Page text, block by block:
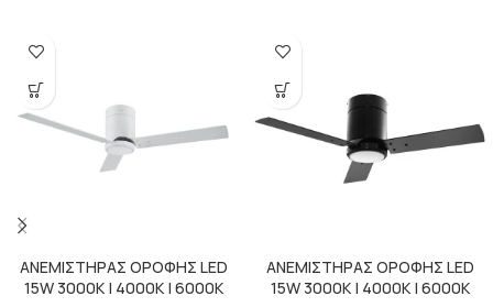
ΑΝΕΜΙΣΤΗΡΑΣ ΟΡΟΦΗΣ LED
15W 3000K | 4000K | 6000K
ΑΝΕΜΙΣΤΗΡΑΣ ΟΡΟΦΗΣ LED
15W 3000K | 4000K | 6000K